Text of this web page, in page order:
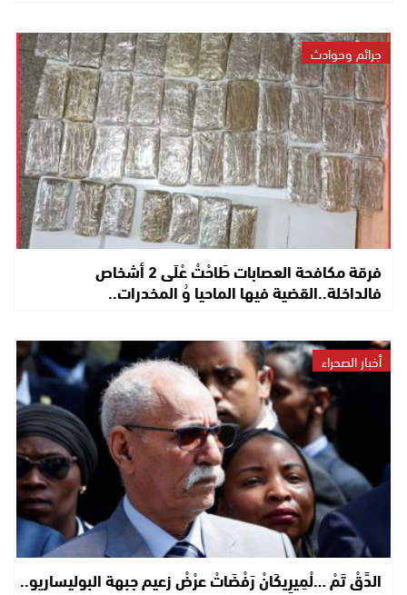
جرائم وحوادث
فرقة مكافحة العصابات طَاحْتْ عْلَى 2 أشخاص
فالداخلة..القضية فيها الماحيا وُ المخدرات..
أخبار الصحراء
الدَّقْ تَمْ …لْمِيرِيكَانْ رَفْضَاتْ عرْضْ زعيم جبهة البوليساريو..